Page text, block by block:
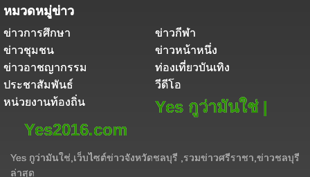
หมวดหมู่ข่าว
ข่าวการศึกษา
ข่าวกีฬา
ข่าวชุมชน
ข่าวหน้าหนึ่ง
ข่าวอาชญากรรม
ท่องเที่ยวบันเทิง
ประชาสัมพันธ์
วีดีโอ
หน่วยงานท้องถิ่น
Yes กูว่ามันใช่ |
Yes2016.com
Yes กูว่ามันใช่,เว็บไซต์ข่าวจังหวัดชลบุรี ,รวมข่าวศรีราชา,ข่าวชลบุรี
ล่าสุด